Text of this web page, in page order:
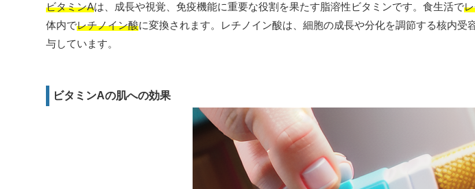
ビタミンAは、成長や視覚、免疫機能に重要な役割を果たす脂溶性ビタミンです。食生活で
体内でレチノイン酸に変換されます。レチノイン酸は、細胞の成長や分化を調節する核内受
与しています。
ビタミンAの肌への効果